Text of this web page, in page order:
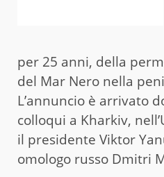
per 25 anni, della
del Mar Nero nella
L’annuncio è arrivato
colloqui a Kharkiv,
il presidente Viktor
omologo russo Dmitri